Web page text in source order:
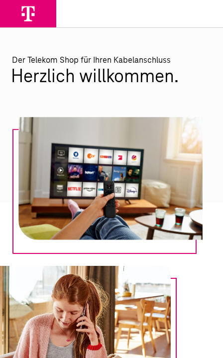
Der Telekom Shop für Ihren Kabelanschluss
Herzlich willkommen.